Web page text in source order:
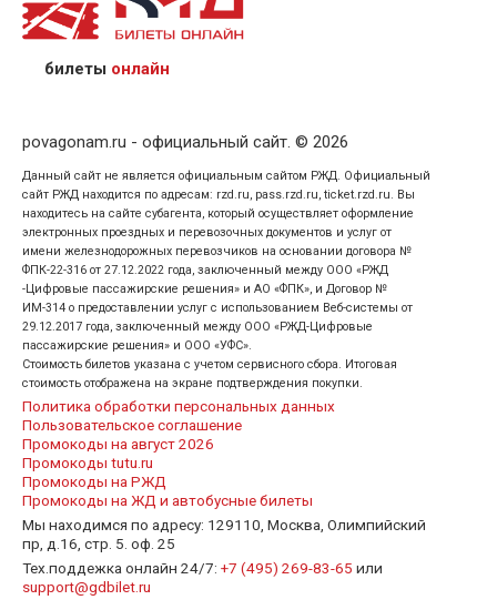
назвав кассиру 14-значный номер заказа;
предъявив удостоверение личности пассажира, на
кого оформлен билет.
билеты онлайн
povagonam.ru - официальный сайт. © 2026
Данный сайт не является официальным сайтом РЖД. Официальный
сайт РЖД находится по адресам: rzd.ru, pass.rzd.ru, ticket.rzd.ru. Вы
находитесь на сайте субагента, который осуществляет оформление
электронных проездных и перевозочных документов и услуг от
имени железнодорожных перевозчиков на основании договора №
ФПК-22-316 от 27.12.2022 года, заключенный между ООО «РЖД
-Цифровые пассажирские решения» и АО «ФПК», и Договор №
ИМ-314 о предоставлении услуг с использованием Веб-системы от
29.12.2017 года, заключенный между ООО «РЖД-Цифровые
пассажирские решения» и ООО «УФС».
Стоимость билетов указана с учетом сервисного сбора. Итоговая
стоимость отображена на экране подтверждения покупки.
Политика обработки персональных данных
Пользовательское соглашение
Промокоды на август 2026
Промокоды tutu.ru
Промокоды на РЖД
Промокоды на ЖД и автобусные билеты
Мы находимся по адресу: 129110, Москва, Олимпийский
пр, д.16, стр. 5. оф. 25
Тех.поддежка онлайн 24/7: +7 (495) 269-83-65 или
support@gdbilet.ru